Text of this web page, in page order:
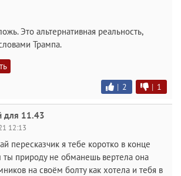
Это альтернативная реальность,
Трампа.
| 2 | 1
для 11.43
12:13
пересказчик я тебе коротко в конце
ты природу не обманешь вертела она
на своём болту как хотела и тебя в